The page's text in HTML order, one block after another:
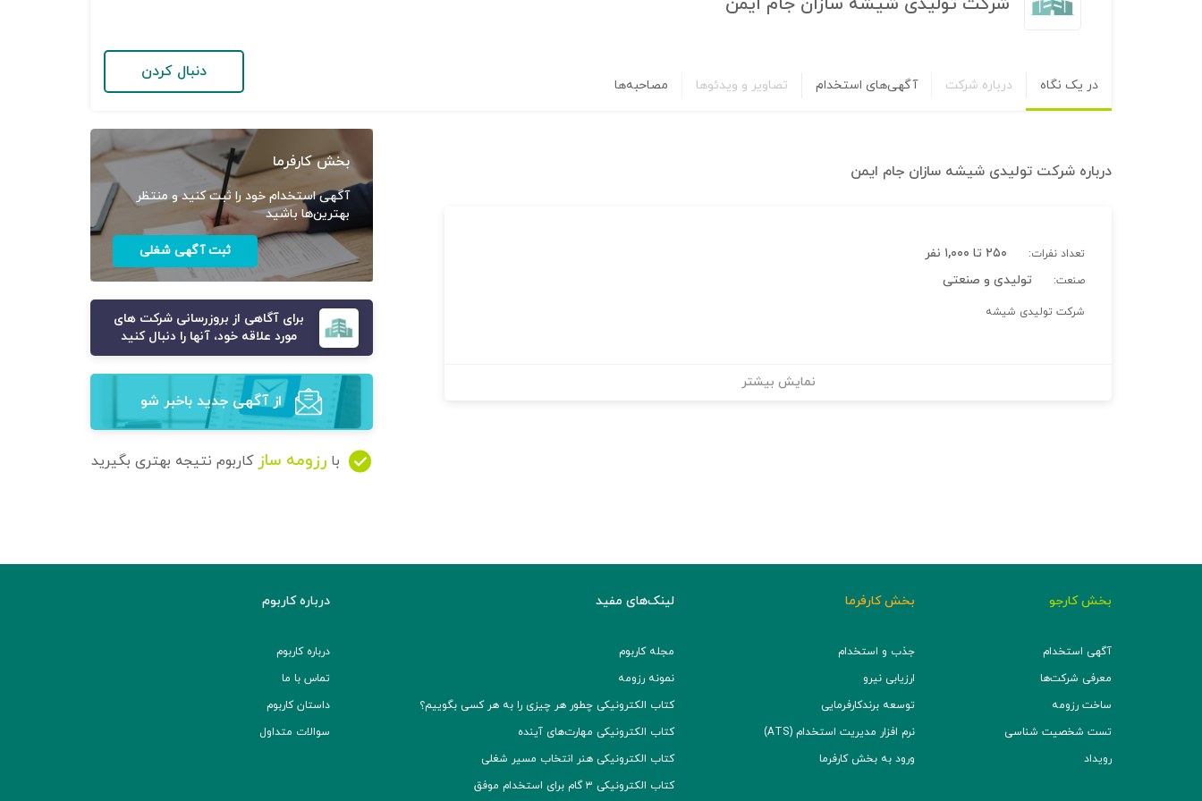
در یک نگاه درباره شرکت آگهی‌های استخدام تصاویر و ویدئوها مصاحبه‌ها
دنبال کردن
درباره شرکت تولیدی شیشه سازان جام ایمن
تعداد نفرات: ۲۵۰ تا ۱,۰۰۰ نفر
صنعت: تولیدی و صنعتی
شرکت تولیدی شیشه
نمایش بیشتر
بخش کارفرما
آگهی استخدام خود را ثبت کنید و منتظر
بهترین‌ها باشید
ثبت آگهی شغلی
برای آگاهی از بروزرسانی شرکت های
مورد علاقه خود، آنها را دنبال کنید
از آگهی‌ جدید باخبر شو
با رزومه ساز کاربوم نتیجه بهتری بگیرید
بخش کارجو
آگهی استخدام
معرفی شرکت‌ها
ساخت رزومه
تست شخصیت شناسی
رویداد
بخش کارفرما
جذب و استخدام
ارزیابی نیرو
توسعه برند‌کارفرمایی
نرم افزار مدیریت استخدام (ATS)
ورود به بخش کارفرما
لینک‌های مفید
مجله کاربوم
نمونه رزومه
کتاب الکترونیکی چطور هر چیزی را به هر کسی بگوییم؟
کتاب الکترونیکی مهارت‌های آینده
کتاب الکترونیکی هنر انتخاب مسیر شغلی
کتاب الکترونیکی ۳ گام برای استخدام موفق
درباره کاربوم
درباره کاربوم
تماس با ما
داستان کاربوم
سوالات متداول